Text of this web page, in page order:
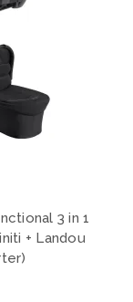
3 in 1
+ Landou